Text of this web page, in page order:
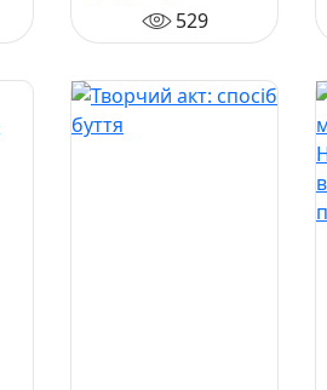
529